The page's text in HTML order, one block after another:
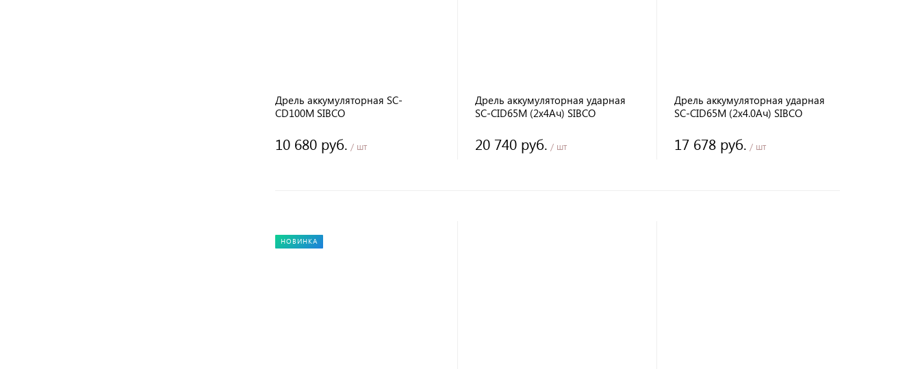
Дрель аккумуляторная SC-
CD100M SIBCO
10 680 руб. / шт
Дрель аккумуляторная ударная
SC-CID65M (2x4Ач) SIBCO
20 740 руб. / шт
Дрель аккумуляторная ударная
SC-CID65M (2x4.0Ач) SIBCO
17 678 руб. / шт
НОВИНКА